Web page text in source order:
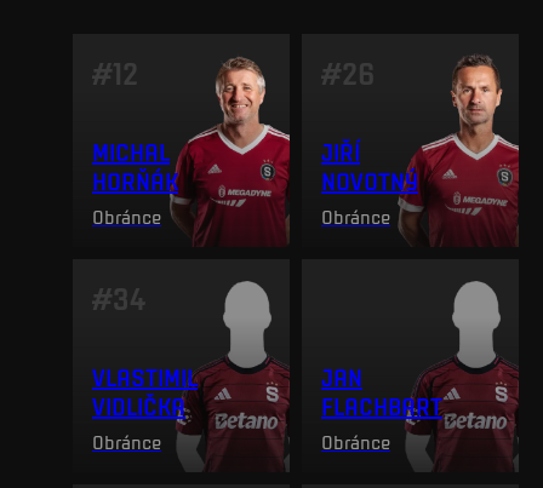
#12
MICHAL
HORŇÁK
Obránce
#26
JIŘÍ
NOVOTNÝ
Obránce
#34
VLASTIMIL
VIDLIČKA
Obránce
JAN
FLACHBART
Obránce